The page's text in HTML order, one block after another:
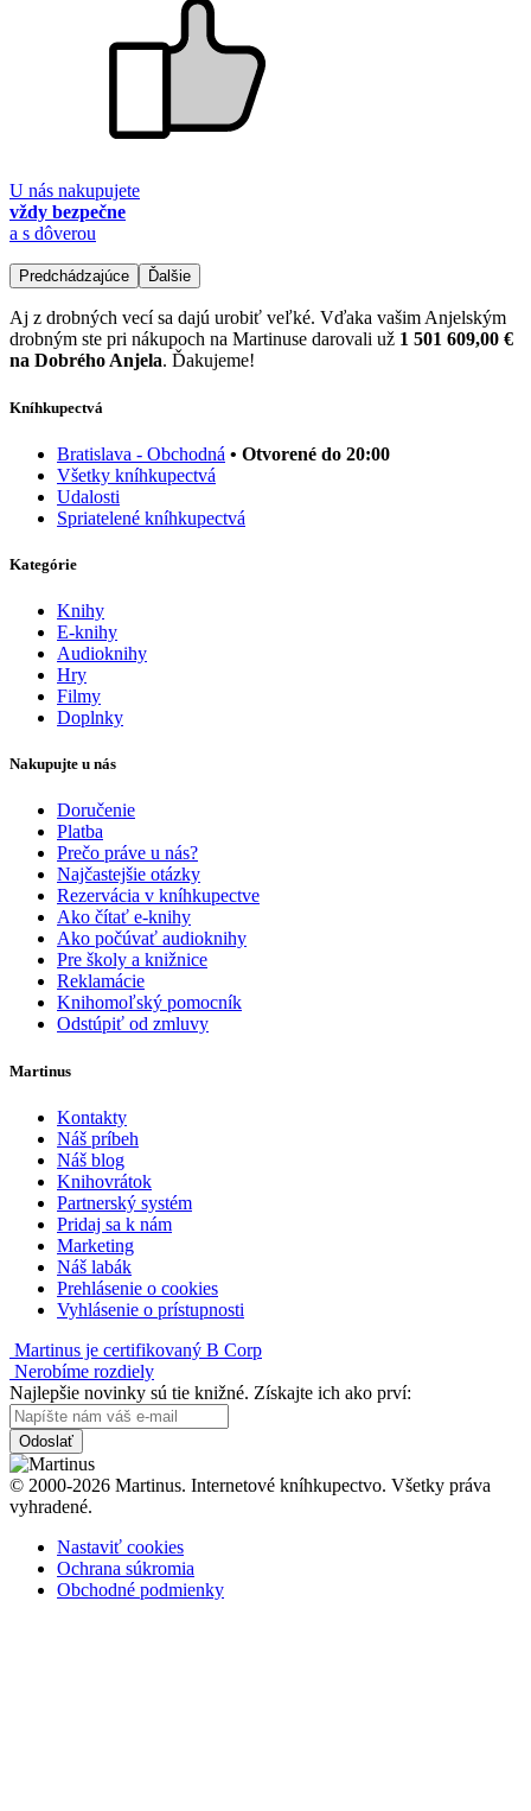
U nás nakupujete
vždy bezpečne
a s dôverou
Predchádzajúce Ďalšie
Aj z drobných vecí sa dajú urobiť veľké. Vďaka vašim Anjelským
drobným ste pri nákupoch na Martinuse darovali už 1 501 609,00 €
na Dobrého Anjela. Ďakujeme!
Kníhkupectvá
Bratislava - Obchodná • Otvorené do 20:00
Všetky kníhkupectvá
Udalosti
Spriatelené kníhkupectvá
Kategórie
Knihy
E-knihy
Audioknihy
Hry
Filmy
Doplnky
Nakupujte u nás
Doručenie
Platba
Prečo práve u nás?
Najčastejšie otázky
Rezervácia v kníhkupectve
Ako čítať e-knihy
Ako počúvať audioknihy
Pre školy a knižnice
Reklamácie
Knihomoľský pomocník
Odstúpiť od zmluvy
Martinus
Kontakty
Náš príbeh
Náš blog
Knihovrátok
Partnerský systém
Pridaj sa k nám
Marketing
Náš labák
Prehlásenie o cookies
Vyhlásenie o prístupnosti
Martinus je certifikovaný B Corp
Nerobíme rozdiely
Najlepšie novinky sú tie knižné. Získajte ich ako prví:
Odoslať
© 2000-2026 Martinus. Internetové kníhkupectvo. Všetky práva
vyhradené.
Nastaviť cookies
Ochrana súkromia
Obchodné podmienky